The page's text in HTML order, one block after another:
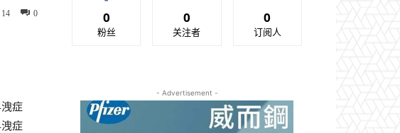
0
14
症
症
0
粉丝
0
关注者
0
订阅人
- Advertisement -